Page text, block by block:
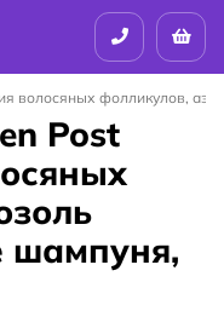
волосяных фолликулов,
Post
шампуня,